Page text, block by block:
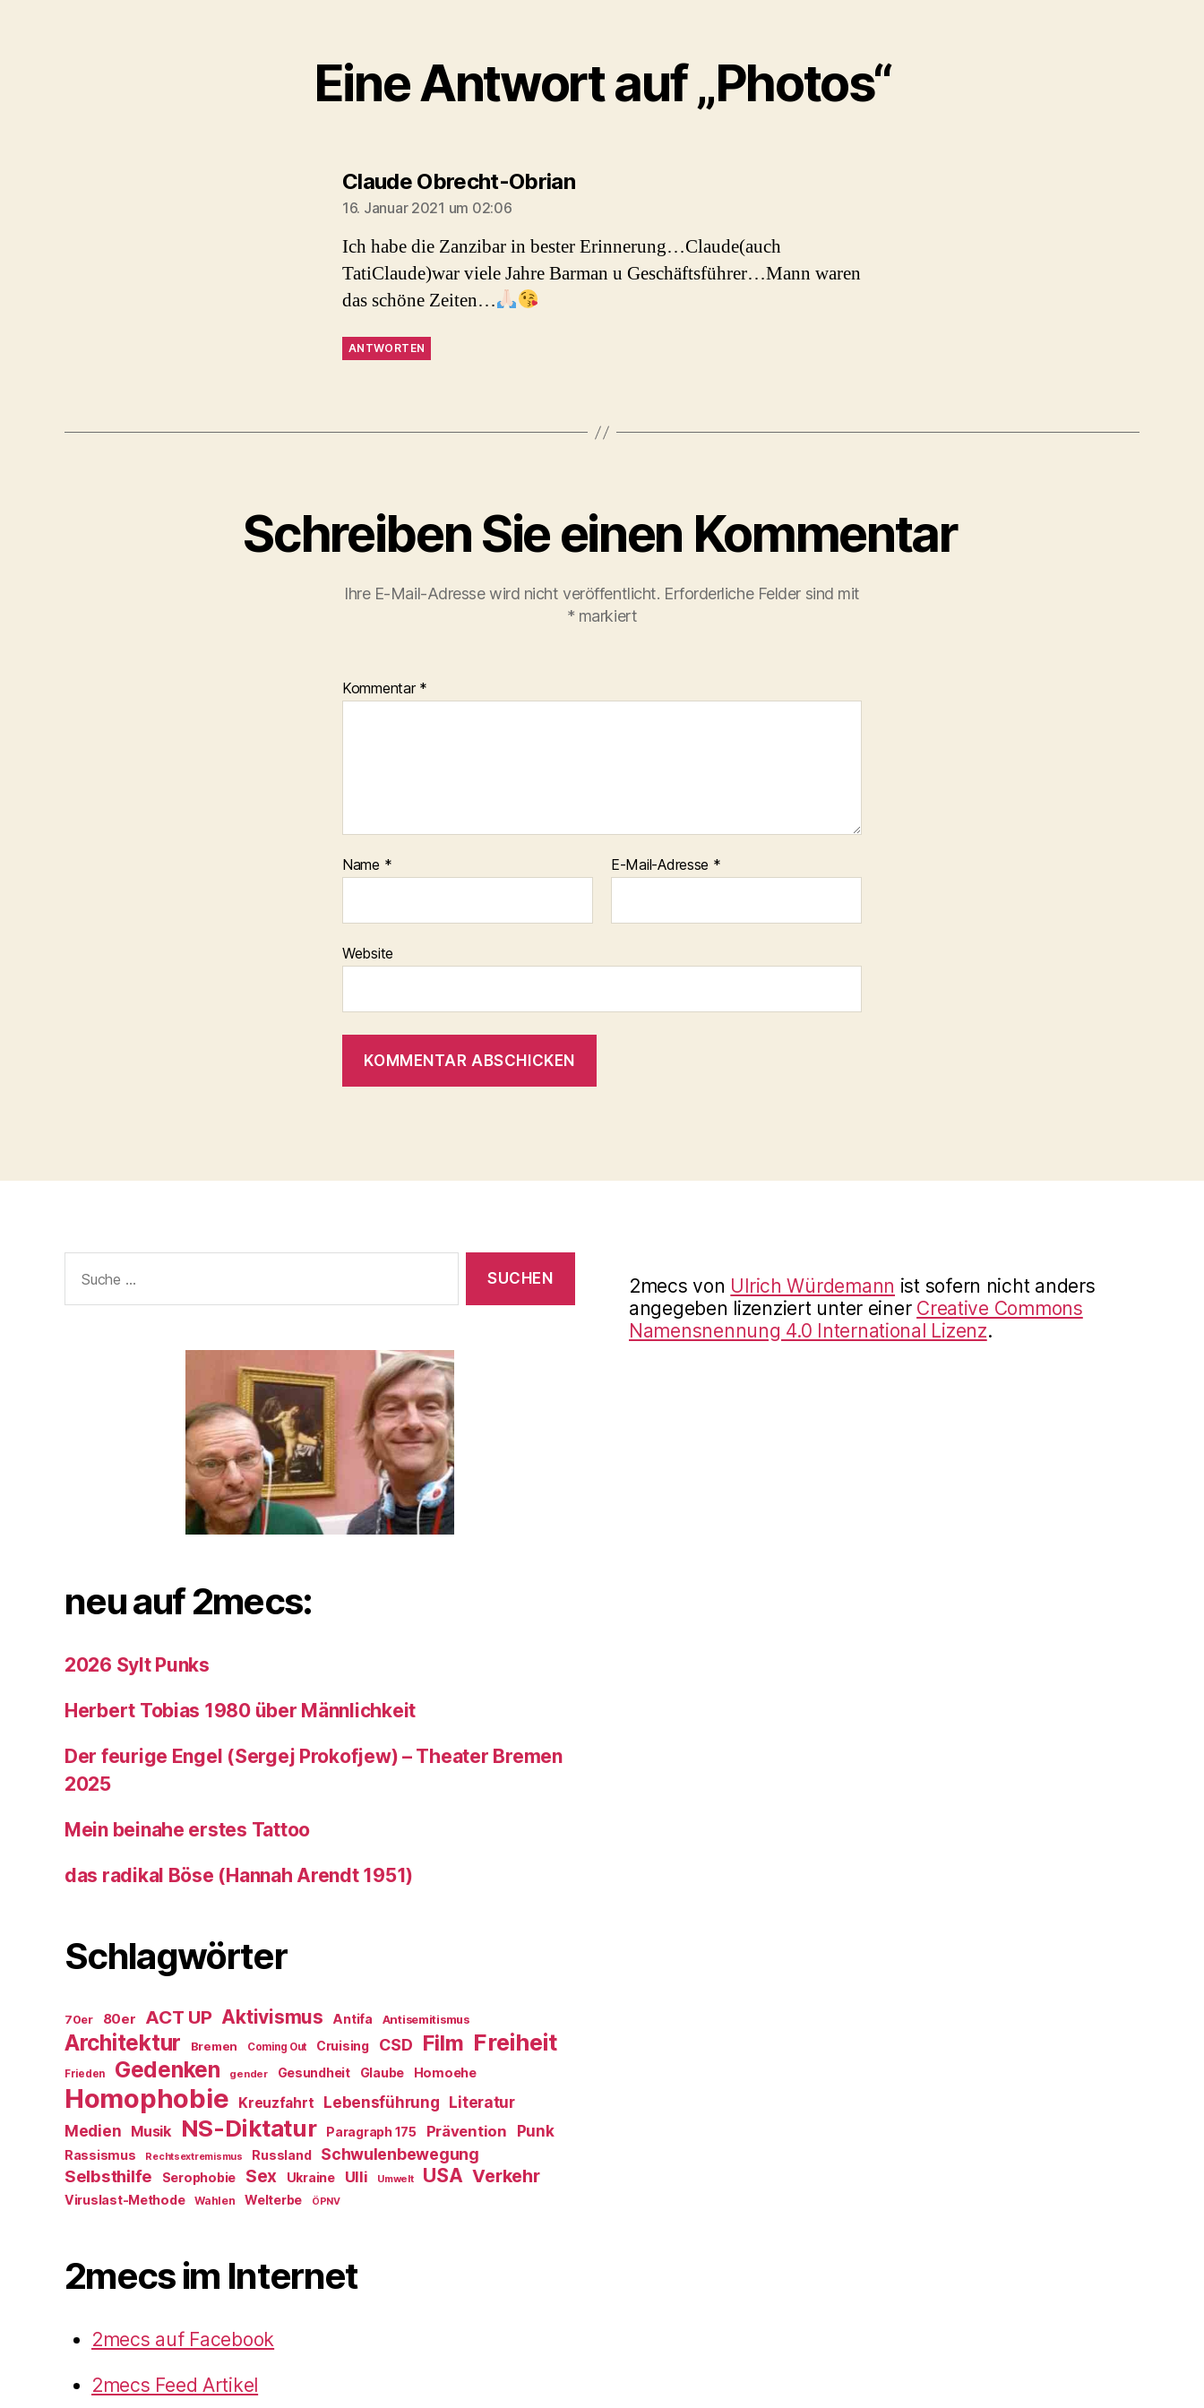
Eine Antwort auf „Photos“
Claude Obrecht-Obriansagt:
16. Januar 2021 um 02:06
Ich habe die Zanzibar in bester Erinnerung…Claude(auch
TatiClaude)war viele Jahre Barman u Geschäftsführer…Mann waren
das schöne Zeiten…
ANTWORTEN
Schreiben Sie einen Kommentar
Ihre E-Mail-Adresse wird nicht veröffentlicht. Erforderliche Felder sind mit
* markiert
Kommentar *
Name * E-Mail-Adresse *
Website
nach:
neu auf 2mecs:
2026 Sylt Punks
Herbert Tobias 1980 über Männlichkeit
Der feurige Engel (Sergej Prokofjew) – Theater Bremen
2025
Mein beinahe erstes Tattoo
das radikal Böse (Hannah Arendt 1951)
Schlagwörter
70er 80er ACT UP Aktivismus Antifa Antisemitismus
Architektur Bremen Coming Out Cruising CSD Film Freiheit
Frieden Gedenken gender Gesundheit Glaube Homoehe
Homophobie Kreuzfahrt Lebensführung Literatur
Medien Musik NS-Diktatur Paragraph 175 Prävention Punk
Rassismus Rechtsextremismus Russland Schwulenbewegung
Selbsthilfe Serophobie Sex Ukraine Ulli Umwelt USA Verkehr
Viruslast-Methode Wahlen Welterbe ÖPNV
2mecs im Internet
2mecs auf Facebook
2mecs Feed Artikel
2mecs von Ulrich Würdemann ist sofern nicht anders
angegeben lizenziert unter einer Creative Commons
Namensnennung 4.0 International Lizenz.